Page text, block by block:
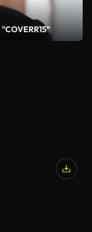
"COVERR15"